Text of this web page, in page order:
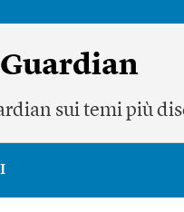
sui temi più